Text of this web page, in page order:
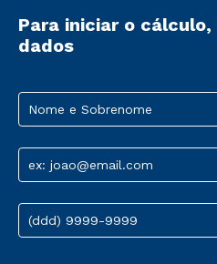
Para iniciar o
dados
Nome e Sobrenome
ex: joao@email.com
(ddd) 9999-9999